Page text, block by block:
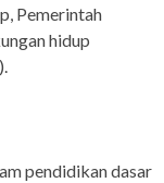
Pemerintah
hidup
pendidikan dasar